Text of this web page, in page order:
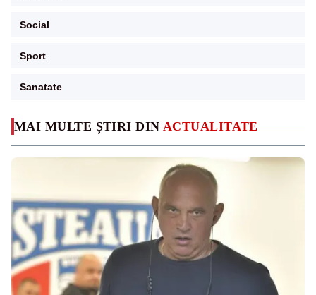
MAI MULTE ȘTIRI DIN ACTUALITATE
Social
Sport
Sanatate